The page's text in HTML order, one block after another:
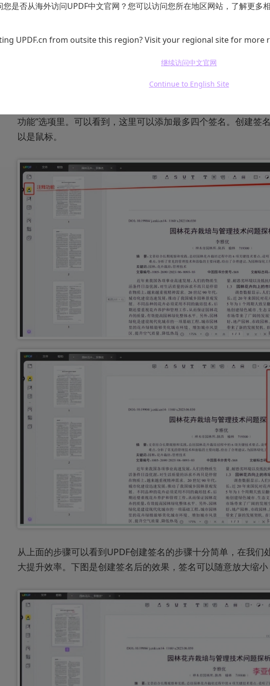
您是否从海外访问UPDF中文官网？您可以访问您所在地区网站，了解更多
UPDF.cn from outsite this region? Visit your regional site for
继续访问中文官网
Continue to English Site
优点：内存小，运行快速，绿色无广，最新版还支持数字签名功
签名步骤：
功能”选项里。可以看到，这里可以添加最多四个签名。创建签
以是鼠标。
从上面的步骤可以看到UPDF创建签名的步骤十分简单，在我们
大提升效率。下图是创建签名后的效果，签名可以随意放大缩小